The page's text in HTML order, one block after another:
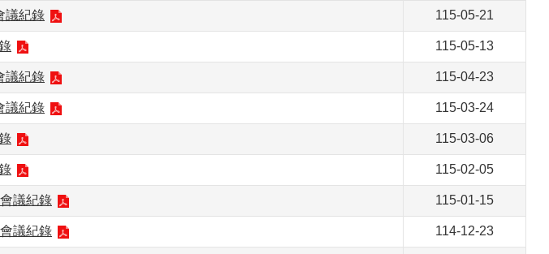
議紀錄 115-05-21
115-05-13
議紀錄 115-04-23
議紀錄 115-03-24
115-03-06
115-02-05
議紀錄 115-01-15
議紀錄 114-12-23